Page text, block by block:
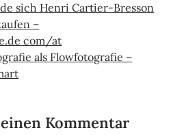
sich Henri Cartier-Bresson
–
com/at
als Flowfotografie –
Kommentar